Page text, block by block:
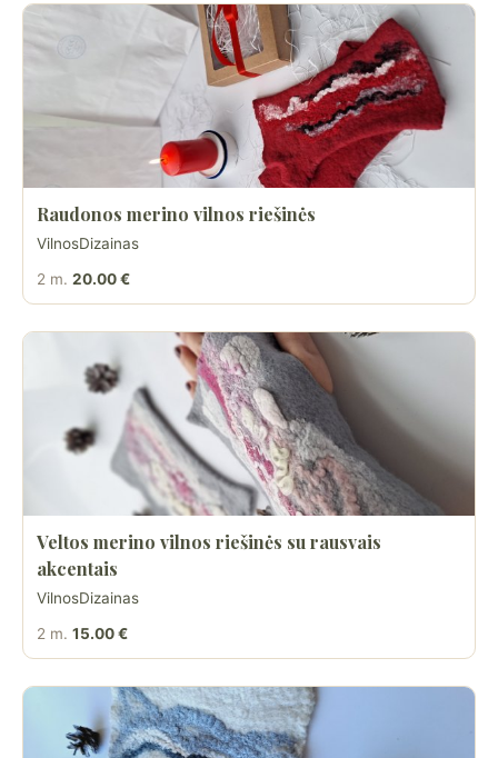
Raudonos merino vilnos riešinės
VilnosDizainas
2 m. 20.00 €
Veltos merino vilnos riešinės su rausvais
akcentais
VilnosDizainas
2 m. 15.00 €